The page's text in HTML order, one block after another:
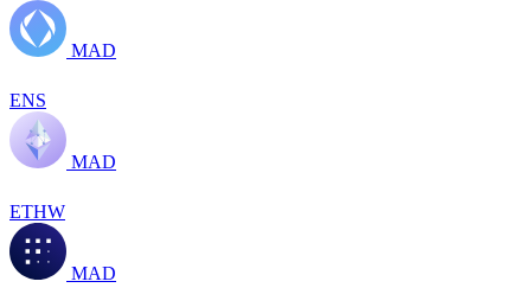
MAD
ENS
MAD
ETHW
MAD